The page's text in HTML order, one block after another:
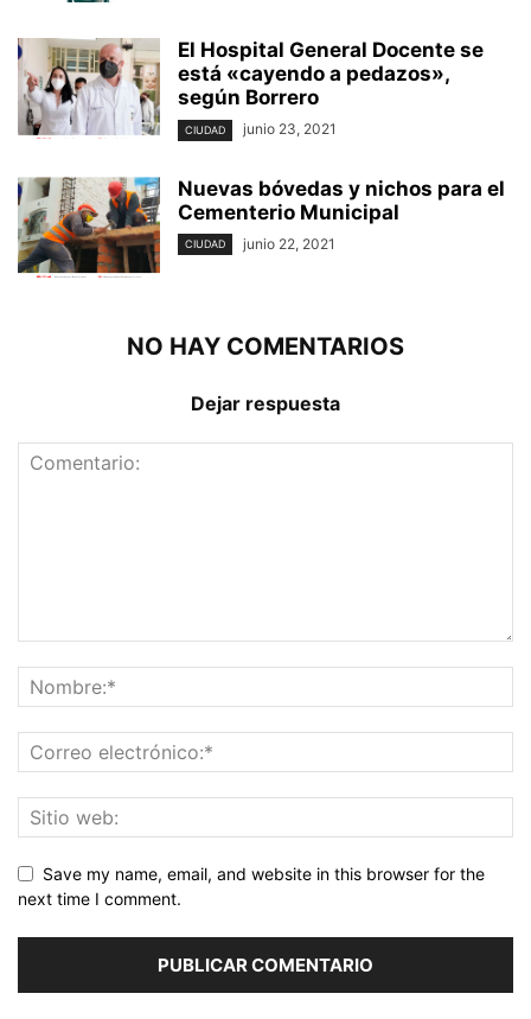
El Hospital General Docente se
está «cayendo a pedazos»,
según Borrero
CIUDAD junio 23, 2021
Nuevas bóvedas y nichos para el
Cementerio Municipal
CIUDAD junio 22, 2021
NO HAY COMENTARIOS
Dejar respuesta
Save my name, email, and website in this browser for the
next time I comment.